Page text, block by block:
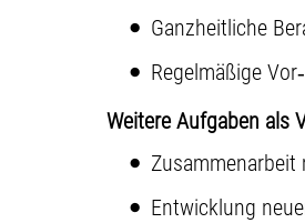
Ganzheitliche
Regelmäßige
Weitere Aufgaben als
Entwicklung